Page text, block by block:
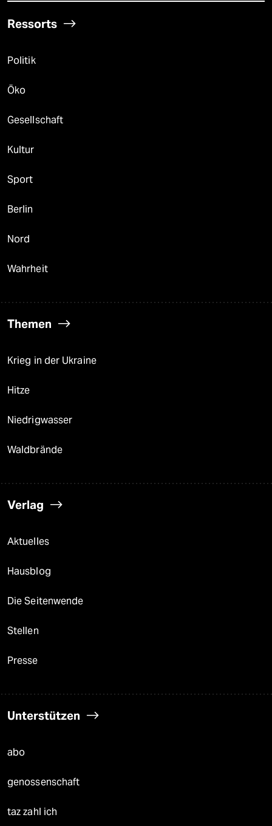
Ressorts
Politik
Öko
Gesellschaft
Kultur
Sport
Berlin
Nord
Wahrheit
Themen
Krieg in der Ukraine
Hitze
Niedrigwasser
Waldbrände
Verlag
Aktuelles
Hausblog
Die Seitenwende
Stellen
Presse
Unterstützen
abo
genossenschaft
taz zahl ich